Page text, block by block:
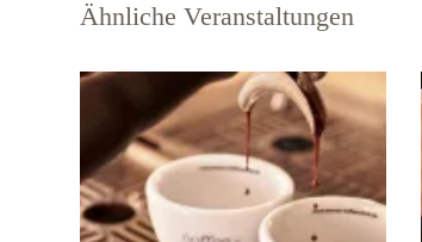
Ähnliche Veranstaltungen